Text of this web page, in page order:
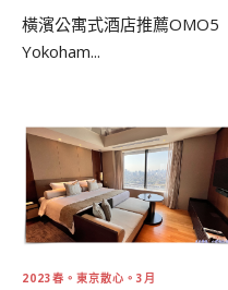
橫濱公寓式酒店推薦OMO5
Yokoham...
2023春。東京散心。3月